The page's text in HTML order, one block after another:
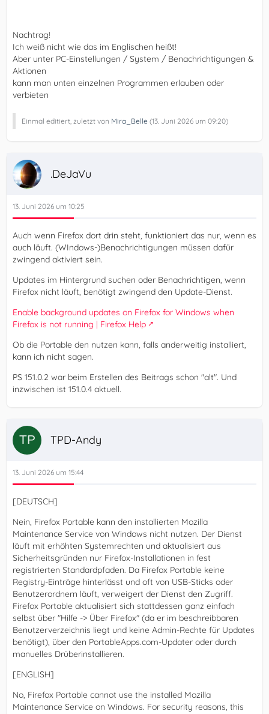
Nachtrag!
Ich weiß nicht wie das im Englischen heißt!
Aber unter PC-Einstellungen / System / Benachrichtigungen &
Aktionen
kann man unten einzelnen Programmen erlauben oder
verbieten
Einmal editiert, zuletzt von Mira_Belle (13. Juni 2026 um 09:20)
.DeJaVu
13. Juni 2026 um 10:25
Auch wenn Firefox dort drin steht, funktioniert das nur, wenn es
auch läuft. (WIndows-)Benachrichtigungen müssen dafür
zwingend aktiviert sein.
Updates im Hintergrund suchen oder Benachrichtigen, wenn
Firefox nicht läuft, benötigt zwingend den Update-Dienst.
Enable background updates on Firefox for Windows when
Firefox is not running | Firefox Help
Ob die Portable den nutzen kann, falls anderweitig installiert,
kann ich nicht sagen.
PS 151.0.2 war beim Erstellen des Beitrags schon "alt". Und
inzwischen ist 151.0.4 aktuell.
TPD-Andy
13. Juni 2026 um 15:44
[DEUTSCH]
Nein, Firefox Portable kann den installierten Mozilla
Maintenance Service von Windows nicht nutzen. Der Dienst
läuft mit erhöhten Systemrechten und aktualisiert aus
Sicherheitsgründen nur Firefox-Installationen in fest
registrierten Standardpfaden. Da Firefox Portable keine
Registry-Einträge hinterlässt und oft von USB-Sticks oder
Benutzerordnern läuft, verweigert der Dienst den Zugriff.
Firefox Portable aktualisiert sich stattdessen ganz einfach
selbst über "Hilfe -> Über Firefox" (da er im beschreibbaren
Benutzerverzeichnis liegt und keine Admin-Rechte für Updates
benötigt), über den PortableApps.com-Updater oder durch
manuelles Drüberinstallieren.
[ENGLISH]
No, Firefox Portable cannot use the installed Mozilla
Maintenance Service on Windows. For security reasons, this